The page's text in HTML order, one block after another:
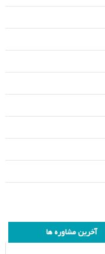
آخرین مشاوره ها